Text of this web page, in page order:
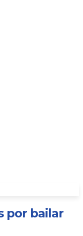
por bailar